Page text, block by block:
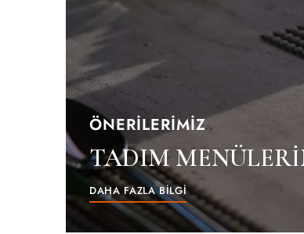
ÖNERİLERİMİZ
TADIM
DAHA FAZLA BİLGİ